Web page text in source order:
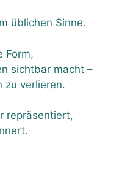
üblichen Sinne.
Form,
sichtbar macht –
zu verlieren.
repräsentiert,